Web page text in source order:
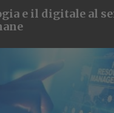
e il digitale al